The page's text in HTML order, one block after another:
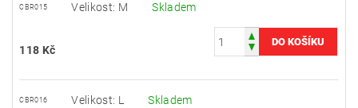
CBR015 Velikost: M Skladem
118 Kč
CBR016 Velikost: L Skladem